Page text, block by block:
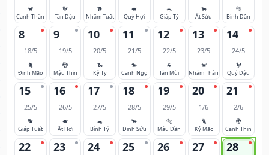
🐒
Canh Thân
🐓
Tân Dậu
🐕
Nhâm Tuất
🐖
Quý Hợi
🐀
Giáp Tý
🐂
Ất Sửu
🐅
Bính Dần
8
18/5
🐈
Đinh Mão
9
19/5
🐉
Mậu Thìn
10
20/5
🐍
Kỷ Tỵ
11
21/5
🐎
Canh Ngọ
12
22/5
🐐
Tân Mùi
13
23/5
🐒
Nhâm Thân
14
24/5
🐓
Quý Dậu
15
25/5
🐕
Giáp Tuất
16
26/5
🐖
Ất Hợi
17
27/5
🐀
Bính Tý
18
28/5
🐂
Đinh Sửu
19
29/5
🐅
Mậu Dần
20
1/6
🐈
Kỷ Mão
21
2/6
🐉
Canh Thìn
22 23 24 25 26 27 28